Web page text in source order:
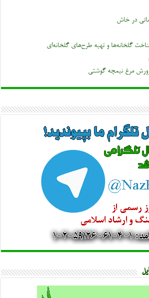
گلخانه‌ها و تهیه طرح‌های گلخانه‌ای
مرغ نیمچه گوشتی